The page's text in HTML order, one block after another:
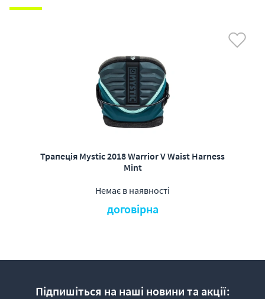
Трапеція Mystic 2018 Warrior V Waist Harness
Mint
Немає в наявності
договірна
Підпишіться на наші новини та акції: